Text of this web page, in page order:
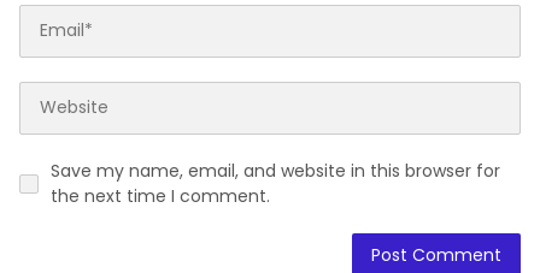
Save my name, email, and website in this browser for
the next time I comment.